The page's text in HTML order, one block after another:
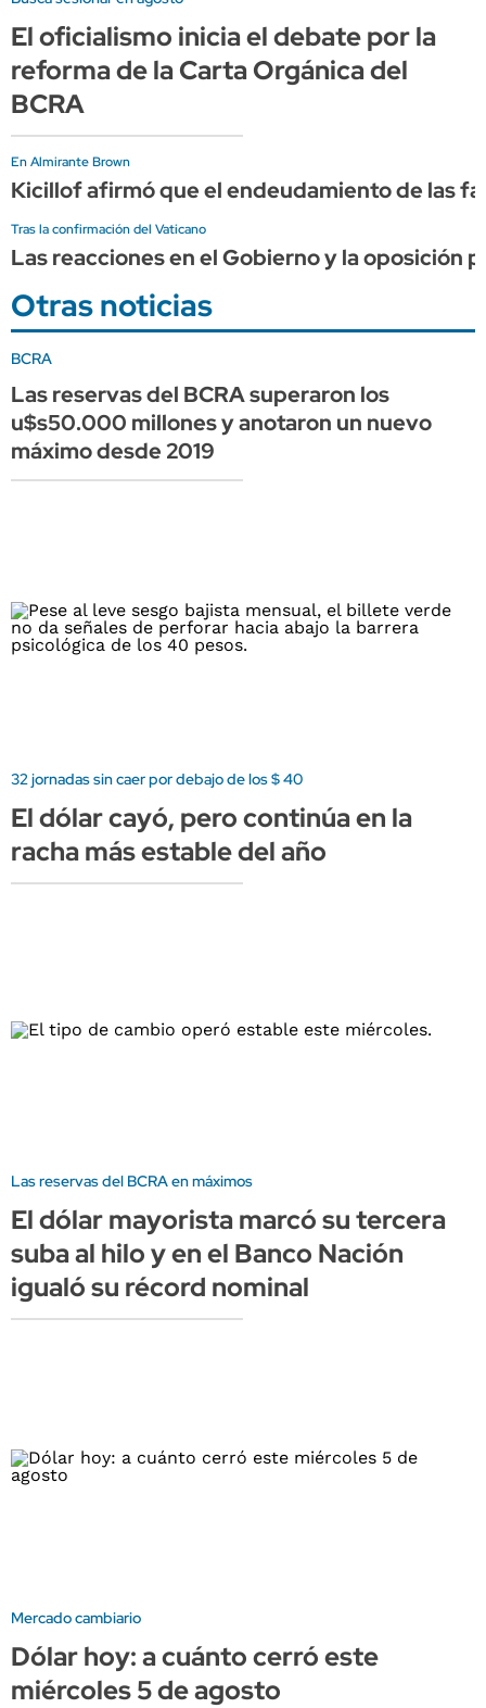
El oficialismo inicia el debate por la
reforma de la Carta Orgánica del
BCRA
En Almirante Brown
Kicillof afirmó que el endeudamiento de las
Tras la confirmación del Vaticano
Las reacciones en el Gobierno y la oposición
Otras noticias
BCRA
Las reservas del BCRA superaron los
u$s50.000 millones y anotaron un nuevo
máximo desde 2019
32 jornadas sin caer por debajo de los $ 40
El dólar cayó, pero continúa en la
racha más estable del año
Las reservas del BCRA en máximos
El dólar mayorista marcó su tercera
suba al hilo y en el Banco Nación
igualó su récord nominal
Mercado cambiario
Dólar hoy: a cuánto cerró este
miércoles 5 de agosto